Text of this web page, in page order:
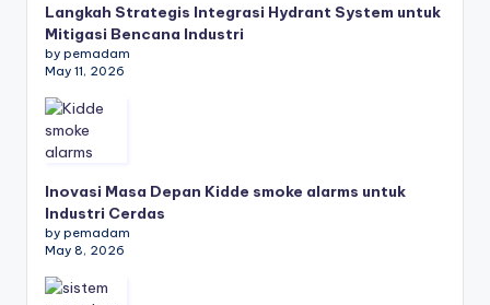
Langkah Strategis Integrasi Hydrant System untuk
Mitigasi Bencana Industri
by pemadam
May 11, 2026
Inovasi Masa Depan Kidde smoke alarms untuk
Industri Cerdas
by pemadam
May 8, 2026